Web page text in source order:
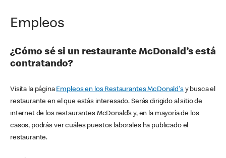
Empleos
¿Cómo sé si un restaurante McDonald’s está
contratando?
Visita la página Empleos en los Restaurantes McDonald'sy busca el
restaurante en el que estás interesado. Serás dirigido al sitio de
internet de los restaurantes McDonald’s y, en la mayoría de los
casos, podrás ver cuáles puestos laborales ha publicado el
restaurante.